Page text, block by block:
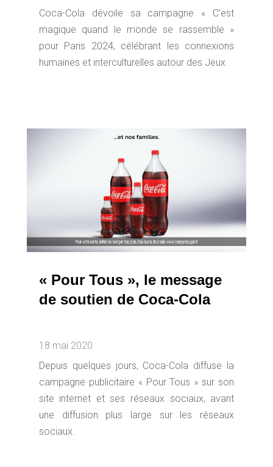
Coca-Cola dévoile sa campagne « C’est
magique quand le monde se rassemble »
pour Paris 2024, célébrant les connexions
humaines et interculturelles autour des Jeux.
« Pour Tous », le message
de soutien de Coca-Cola
18 mai 2020
Depuis quelques jours, Coca-Cola diffuse la
campagne publicitaire « Pour Tous » sur son
site internet et ses réseaux sociaux, avant
une diffusion plus large sur les réseaux
sociaux.